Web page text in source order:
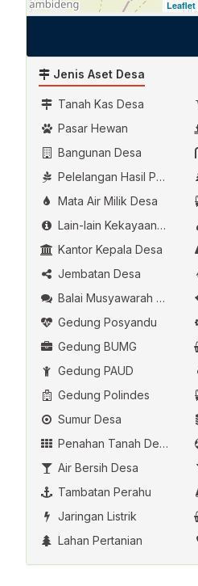
Leaflet
Jenis Aset Desa
Tanah Kas Desa
Pasar Hewan
Bangunan Desa
Pelelangan Hasil Pertanian
Mata Air Milik Desa
Lain-lain Kekayaan Asli Desa
Kantor Kepala Desa
Jembatan Desa
Balai Musyawarah Desa
Gedung Posyandu
Gedung BUMG
Gedung PAUD
Gedung Polindes
Sumur Desa
Penahan Tanah Desa
Air Bersih Desa
Tambatan Perahu
Jaringan Listrik
Lahan Pertanian